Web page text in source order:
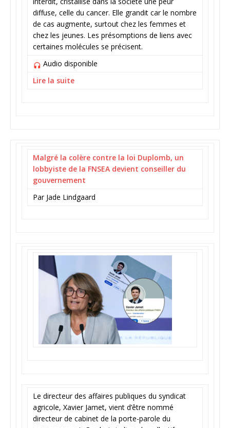
diffuse, celle du cancer. Elle grandit car le nombre
de cas augmente, surtout chez les femmes et
chez les jeunes. Les présomptions de liens avec
certaines molécules se précisent.
Audio disponible
Lire la suite
Malgré la colère contre la loi Duplomb, un
lobbyiste de la FNSEA devient conseiller du
gouvernement
Par Jade Lindgaard
Le directeur des affaires publiques du syndicat
agricole, Xavier Jamet, vient d’être nommé
directeur de cabinet de la porte-parole du